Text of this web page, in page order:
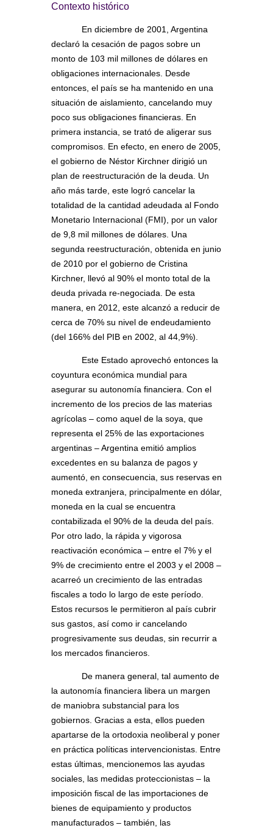
Contexto histórico
En diciembre de 2001, Argentina
declaró la cesación de pagos sobre un
monto de 103 mil millones de dólares en
obligaciones internacionales. Desde
entonces, el país se ha mantenido en una
situación de aislamiento, cancelando muy
poco sus obligaciones financieras. En
primera instancia, se trató de aligerar sus
compromisos. En efecto, en enero de 2005,
el gobierno de Néstor Kirchner dirigió un
plan de reestructuración de la deuda. Un
año más tarde, este logró cancelar la
totalidad de la cantidad adeudada al Fondo
Monetario Internacional (FMI), por un valor
de 9,8 mil millones de dólares. Una
segunda reestructuración, obtenida en junio
de 2010 por el gobierno de Cristina
Kirchner, llevó al 90% el monto total de la
deuda privada re-negociada. De esta
manera, en 2012, este alcanzó a reducir de
cerca de 70% su nivel de endeudamiento
(del 166% del PIB en 2002, al 44,9%).
Este Estado aprovechó entonces la
coyuntura económica mundial para
asegurar su autonomía financiera. Con el
incremento de los precios de las materias
agrícolas – como aquel de la soya, que
representa el 25% de las exportaciones
argentinas – Argentina emitió amplios
excedentes en su balanza de pagos y
aumentó, en consecuencia, sus reservas en
moneda extranjera, principalmente en dólar,
moneda en la cual se encuentra
contabilizada el 90% de la deuda del país.
Por otro lado, la rápida y vigorosa
reactivación económica – entre el 7% y el
9% de crecimiento entre el 2003 y el 2008 –
acarreó un crecimiento de las entradas
fiscales a todo lo largo de este período.
Estos recursos le permitieron al país cubrir
sus gastos, así como ir cancelando
progresivamente sus deudas, sin recurrir a
los mercados financieros.
De manera general, tal aumento de
la autonomía financiera libera un margen
de maniobra substancial para los
gobiernos. Gracias a esta, ellos pueden
apartarse de la ortodoxia neoliberal y poner
en práctica políticas intervencionistas. Entre
estas últimas, mencionemos las ayudas
sociales, las medidas proteccionistas – la
imposición fiscal de las importaciones de
bienes de equipamiento y productos
manufacturados – también, las